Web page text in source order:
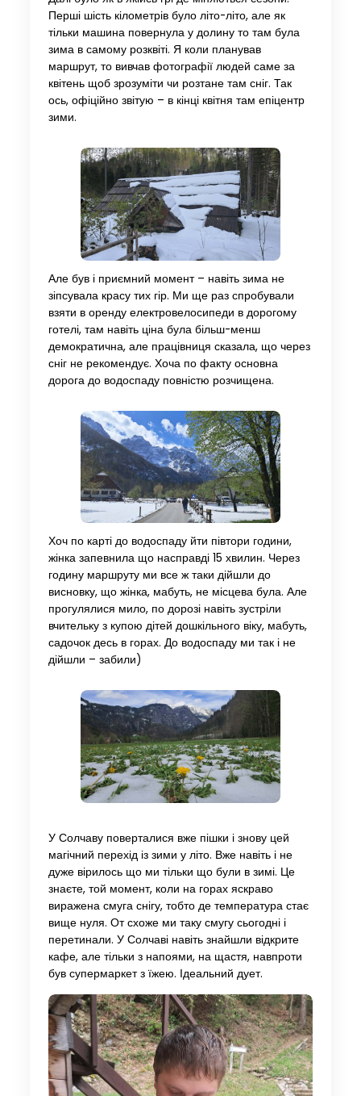
Перші шість кілометрів було літо-літо, але як
тільки машина повернула у долину то там була
зима в самому розквіті. Я коли планував
маршрут, то вивчав фотографії людей саме за
квітень щоб зрозуміти чи розтане там сніг. Так
ось, офіційно звітую – в кінці квітня там епіцентр
зими.
Але був і приємний момент – навіть зима не
зіпсувала красу тих гір. Ми ще раз спробували
взяти в оренду електровелосипеди в дорогому
готелі, там навіть ціна була більш-менш
демократична, але працівниця сказала, що через
сніг не рекомендує. Хоча по факту основна
дорога до водоспаду повністю розчищена.
Хоч по карті до водоспаду йти півтори години,
жінка запевнила що насправді 15 хвилин. Через
годину маршруту ми все ж таки дійшли до
висновку, що жінка, мабуть, не місцева була. Але
прогулялися мило, по дорозі навіть зустріли
вчительку з купою дітей дошкільного віку, мабуть,
садочок десь в горах. До водоспаду ми так і не
дійшли – забили)
У Солчаву поверталися вже пішки і знову цей
магічний перехід із зими у літо. Вже навіть і не
дуже вірилось що ми тільки що були в зимі. Це
знаєте, той момент, коли на горах яскраво
виражена смуга снігу, тобто де температура стає
вище нуля. От схоже ми таку смугу сьогодні і
перетинали. У Солчаві навіть знайшли відкрите
кафе, але тільки з напоями, на щастя, навпроти
був супермаркет з їжею. Ідеальний дует.